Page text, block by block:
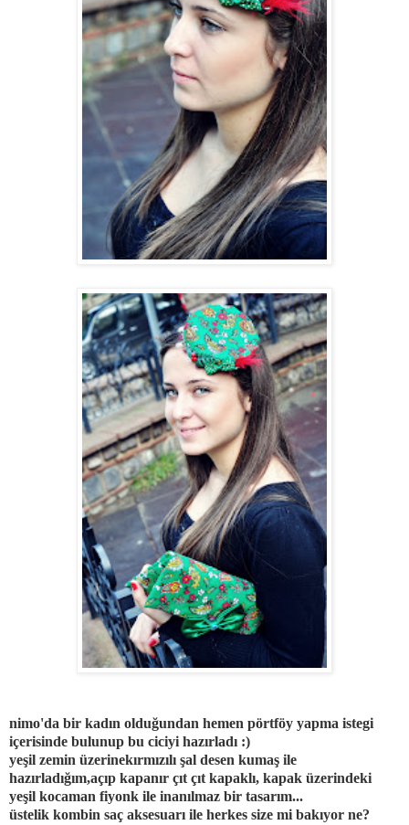
nimo'da bir kadın olduğundan hemen pörtföy yapma istegi
içerisinde bulunup bu ciciyi hazırladı :)
yeşil zemin üzerinekırmızılı şal desen kumaş ile
hazırladığım,açıp kapanır çıt çıt kapaklı, kapak üzerindeki
yeşil kocaman fiyonk ile inanılmaz bir tasarım...
üstelik kombin saç aksesuarı ile herkes size mi bakıyor ne?